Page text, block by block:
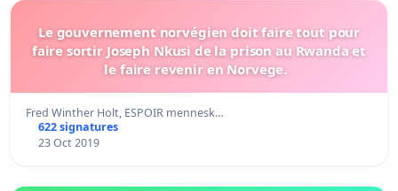
Le gouvernement norvégien doit faire tout pour
faire sortir Joseph Nkusi de la prison au Rwanda et
le faire revenir en Norvege.
Fred Winther Holt, ESPOIR mennesk…
622 signatures
23 Oct 2019